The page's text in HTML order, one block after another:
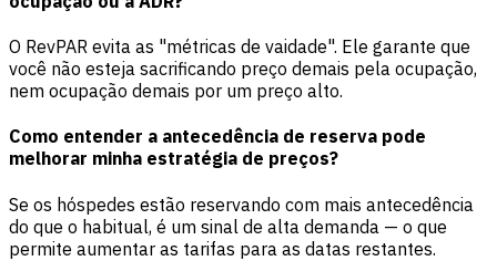
O RevPAR evita as "métricas de vaidade". Ele garante que
você não esteja sacrificando preço demais pela ocupação,
nem ocupação demais por um preço alto.
Como entender a antecedência de reserva pode
melhorar minha estratégia de preços?
Se os hóspedes estão reservando com mais antecedência
do que o habitual, é um sinal de alta demanda — o que
permite aumentar as tarifas para as datas restantes.